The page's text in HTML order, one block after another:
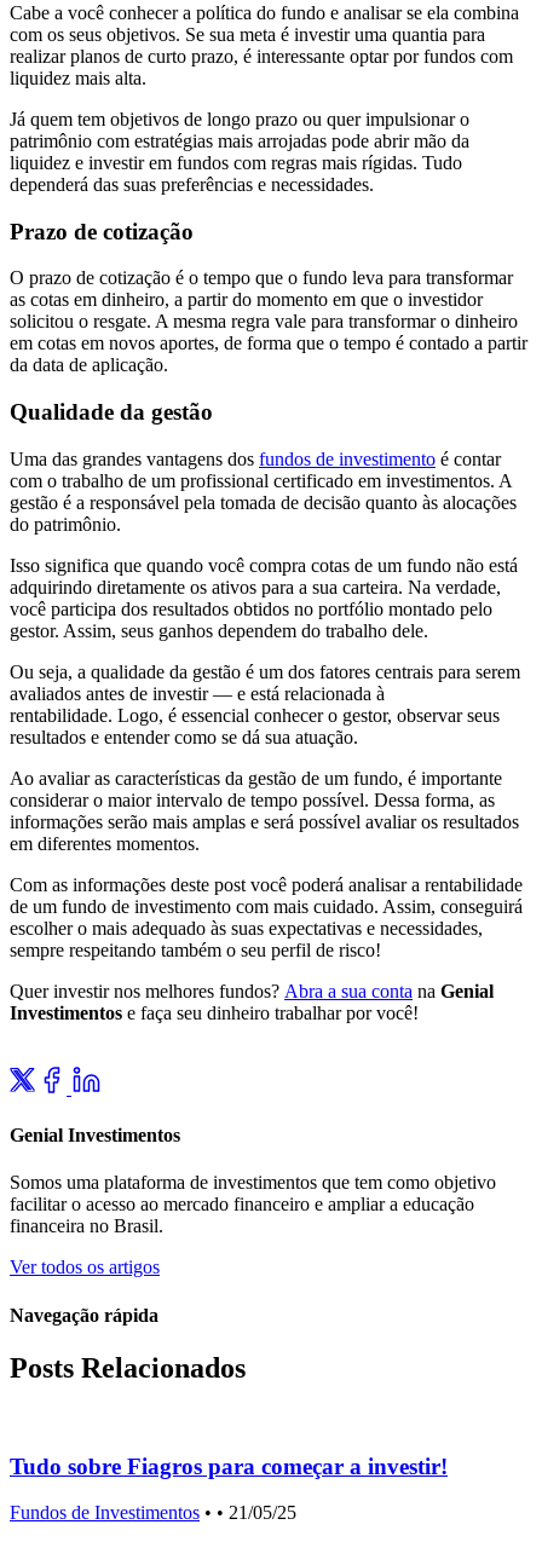
Cabe a você conhecer a política do fundo e analisar se ela combina
com os seus objetivos. Se sua meta é investir uma quantia para
realizar planos de curto prazo, é interessante optar por fundos com
liquidez mais alta.
Já quem tem objetivos de longo prazo ou quer impulsionar o
patrimônio com estratégias mais arrojadas pode abrir mão da
liquidez e investir em fundos com regras mais rígidas. Tudo
dependerá das suas preferências e necessidades.
Prazo de cotização
O prazo de cotização é o tempo que o fundo leva para transformar
as cotas em dinheiro, a partir do momento em que o investidor
solicitou o resgate. A mesma regra vale para transformar o dinheiro
em cotas em novos aportes, de forma que o tempo é contado a partir
da data de aplicação.
Qualidade da gestão
Uma das grandes vantagens dos fundos de investimento é contar
com o trabalho de um profissional certificado em investimentos. A
gestão é a responsável pela tomada de decisão quanto às alocações
do patrimônio.
Isso significa que quando você compra cotas de um fundo não está
adquirindo diretamente os ativos para a sua carteira. Na verdade,
você participa dos resultados obtidos no portfólio montado pelo
gestor. Assim, seus ganhos dependem do trabalho dele.
Ou seja, a qualidade da gestão é um dos fatores centrais para serem
avaliados antes de investir — e está relacionada à
rentabilidade. Logo, é essencial conhecer o gestor, observar seus
resultados e entender como se dá sua atuação.
Ao avaliar as características da gestão de um fundo, é importante
considerar o maior intervalo de tempo possível. Dessa forma, as
informações serão mais amplas e será possível avaliar os resultados
em diferentes momentos.
Com as informações deste post você poderá analisar a rentabilidade
de um fundo de investimento com mais cuidado. Assim, conseguirá
escolher o mais adequado às suas expectativas e necessidades,
sempre respeitando também o seu perfil de risco!
Quer investir nos melhores fundos? Abra a sua conta na Genial
Investimentos e faça seu dinheiro trabalhar por você!
Genial Investimentos
Somos uma plataforma de investimentos que tem como objetivo
facilitar o acesso ao mercado financeiro e ampliar a educação
financeira no Brasil.
Ver todos os artigos
Navegação rápida
Posts Relacionados
Tudo sobre Fiagros para começar a investir!
Fundos de Investimentos • • 21/05/25